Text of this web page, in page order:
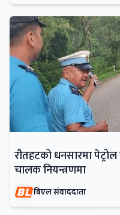
रौतहटको धनसारमा
चालक नियन्त्रणमा
बिएल संवाददाता